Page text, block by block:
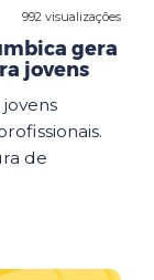
992 visualizações
gera
jovens
de